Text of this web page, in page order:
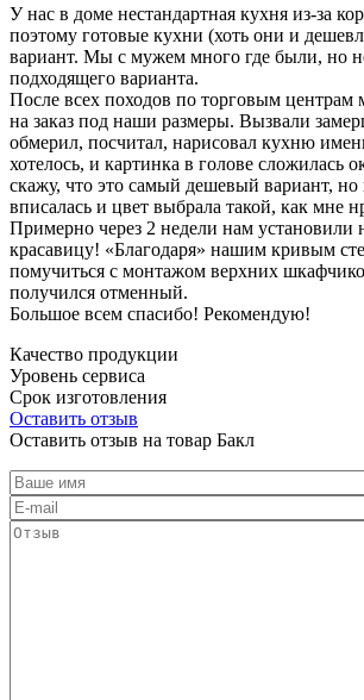
У нас в доме нестандартная кухня из-за
поэтому готовые кухни (хоть они и
вариант. Мы с мужем много где были, но
подходящего варианта.
После всех походов по торговым центрам
на заказ под наши размеры. Вызвали
обмерил, посчитал, нарисовал кухню
хотелось, и картинка в голове сложилась
скажу, что это самый дешевый вариант, но
вписалась и цвет выбрала такой, как мне
Примерно через 2 недели нам
красавицу! «Благодаря» нашим кривым
помучиться с монтажом верхних
получился отменный.
Большое всем спасибо! Рекомендую!
Качество продукции
Уровень сервиса
Срок изготовления
Оставить отзыв
Оставить отзыв на товар Бакл